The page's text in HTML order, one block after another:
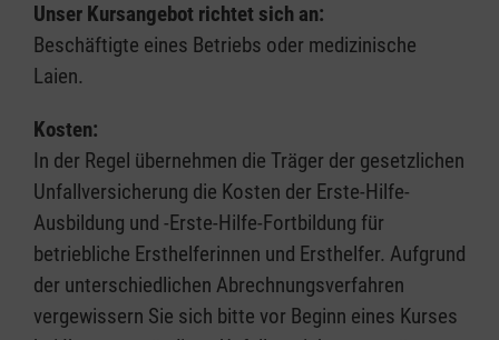
Unser Kursangebot richtet sich an:
Beschäftigte eines Betriebs oder medizinische
Laien.
Kosten:
In der Regel übernehmen die Träger der gesetzlichen
Unfallversicherung die Kosten der Erste-Hilfe-
Ausbildung und -Erste-Hilfe-Fortbildung für
betriebliche Ersthelferinnen und Ersthelfer. Aufgrund
der unterschiedlichen Abrechnungsverfahren
vergewissern Sie sich bitte vor Beginn eines Kurses